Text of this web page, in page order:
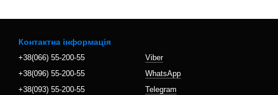
Контактна інформація
+38(066) 55-200-55
+38(096) 55-200-55
+38(093) 55-200-55
Viber
WhatsApp
Telegram